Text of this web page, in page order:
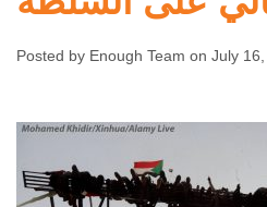
الخفية في
على
Enough Team July 16,
Posted by Enough Team on July